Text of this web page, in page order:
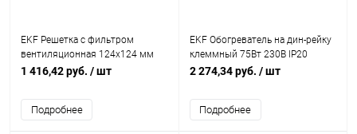
EKF Решетка с фильтром
вентиляционная 124x124 мм
IP54 PROxima (EXF52)
1 416,42 руб. / шт
Подробнее
EKF Обогреватель на дин-рейку
клеммный 75Вт 230В IP20
PROxima (heater-click-75-20)
2 274,34 руб. / шт
Подробнее